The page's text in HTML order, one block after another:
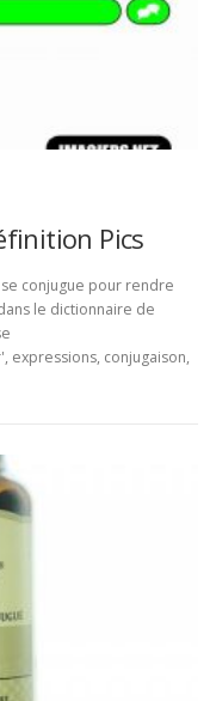
Pics
conjugue pour rendre
le dictionnaire de
expressions, conjugaison,